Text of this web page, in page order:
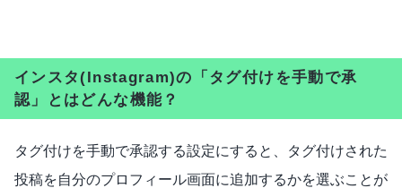
インスタ(Instagram)の「タグ付けを手動で承
認」とはどんな機能？
タグ付けを手動で承認する設定にすると、タグ付けされた
投稿を自分のプロフィール画面に追加するかを選ぶことが